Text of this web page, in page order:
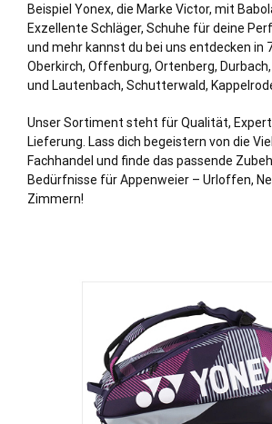
Beispiel Yonex, die Marke Victor, mit
Exzellente Schläger, Schuhe für deine
und mehr kannst du bei uns entdecken in
Oberkirch, Offenburg, Ortenberg,
und Lautenbach, Schutterwald,
Unser Sortiment steht für Qualität,
Lieferung. Lass dich begeistern von die
Fachhandel und finde das passende
Bedürfnisse für Appenweier – Urloffen,
Zimmern!